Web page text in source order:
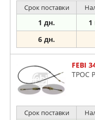
Срок поставки
1 дн.
6 дн.
FEBI
ТРОС
Срок поставки